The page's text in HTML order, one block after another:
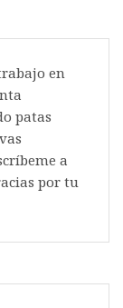
en
patas
a
por tu